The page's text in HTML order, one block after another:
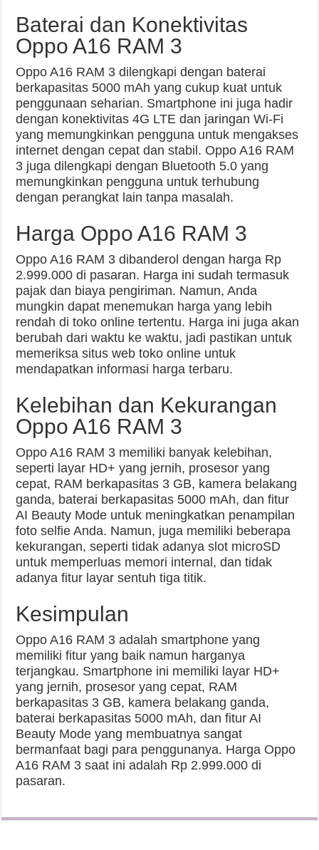
Baterai dan Konektivitas
Oppo A16 RAM 3
Oppo A16 RAM 3 dilengkapi dengan baterai
berkapasitas 5000 mAh yang cukup kuat untuk
penggunaan seharian. Smartphone ini juga hadir
dengan konektivitas 4G LTE dan jaringan Wi-Fi
yang memungkinkan pengguna untuk mengakses
internet dengan cepat dan stabil. Oppo A16 RAM
3 juga dilengkapi dengan Bluetooth 5.0 yang
memungkinkan pengguna untuk terhubung
dengan perangkat lain tanpa masalah.
Harga Oppo A16 RAM 3
Oppo A16 RAM 3 dibanderol dengan harga Rp
2.999.000 di pasaran. Harga ini sudah termasuk
pajak dan biaya pengiriman. Namun, Anda
mungkin dapat menemukan harga yang lebih
rendah di toko online tertentu. Harga ini juga akan
berubah dari waktu ke waktu, jadi pastikan untuk
memeriksa situs web toko online untuk
mendapatkan informasi harga terbaru.
Kelebihan dan Kekurangan
Oppo A16 RAM 3
Oppo A16 RAM 3 memiliki banyak kelebihan,
seperti layar HD+ yang jernih, prosesor yang
cepat, RAM berkapasitas 3 GB, kamera belakang
ganda, baterai berkapasitas 5000 mAh, dan fitur
AI Beauty Mode untuk meningkatkan penampilan
foto selfie Anda. Namun, juga memiliki beberapa
kekurangan, seperti tidak adanya slot microSD
untuk memperluas memori internal, dan tidak
adanya fitur layar sentuh tiga titik.
Kesimpulan
Oppo A16 RAM 3 adalah smartphone yang
memiliki fitur yang baik namun harganya
terjangkau. Smartphone ini memiliki layar HD+
yang jernih, prosesor yang cepat, RAM
berkapasitas 3 GB, kamera belakang ganda,
baterai berkapasitas 5000 mAh, dan fitur AI
Beauty Mode yang membuatnya sangat
bermanfaat bagi para penggunanya. Harga Oppo
A16 RAM 3 saat ini adalah Rp 2.999.000 di
pasaran.